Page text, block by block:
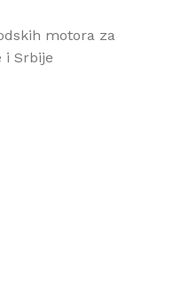
motora za
i Srbije